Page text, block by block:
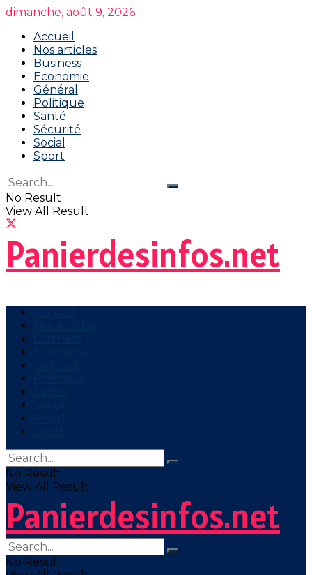
dimanche, août 9, 2026
Accueil
Nos articles
Business
Economie
Général
Politique
Santé
Sécurité
Social
Sport
No Result
View All Result
Panierdesinfos.net
No Result
View All Result
Panierdesinfos.net
No Result